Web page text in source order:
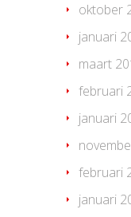
oktober
januari
maart
februari
januari
februari
januari